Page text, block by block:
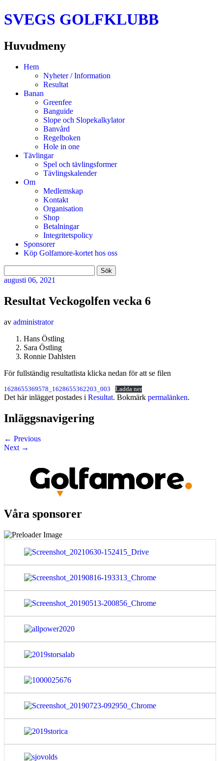
SVEGS GOLFKLUBB
Huvudmeny
HoppaHem
Nyheter / Information
Resultat
Banan
Greenfee
Banguide
Slope och Slopekalkylator
Banvård
Regelboken
Hole in one
Tävlingar
Spel och tävlingsformer
Tävlingskalender
Om
Medlemskap
Kontakt
Organisation
Shop
Betalningar
Integritetspolicy
Sponsorer
Köp Golfamore-kortet hos oss
efter:
augusti 06, 2021
Resultat Veckogolfen vecka 6
av administrator
Hans Östling
Sara Östling
Ronnie Dahlsten
För fullständig resultatlista klicka nedan för att se filen
1628655369578_1628655362203_003 Ladda ner
Det här inlägget postades i Resultat. Bokmärk permalänken.
Inläggsnavigering
← Previous
Next →
Våra sponsorer